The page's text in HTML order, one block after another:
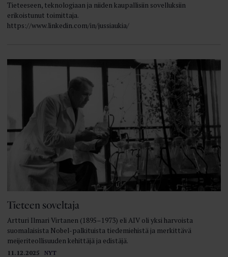
Tieteeseen, teknologiaan ja niiden kaupallisiin sovelluksiin
erikoistunut toimittaja.
https://www.linkedin.com/in/jussiaukia/
11.12.2025 NYT
Tieteen soveltaja
Artturi Ilmari Virtanen (1895–1973) eli AIV oli yksi harvoista
suomalaisista Nobel-palkituista tiedemiehistä ja merkittävä
meijeriteollisuuden kehittäjä ja edistäjä.